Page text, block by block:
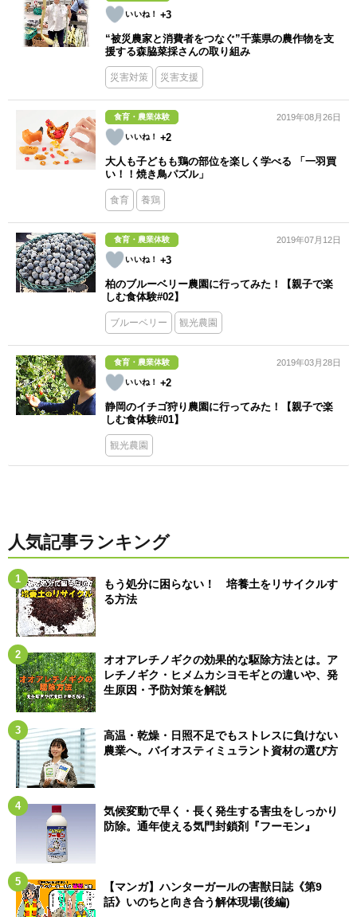
+3
“被災農家と消費者をつなぐ”千葉県の農作物を支
援する森脇菜採さんの取り組み
災害対策 災害支援
食育・農業体験
+2
2019年08月26日
大人も子どもも鶏の部位を楽しく学べる 「一羽買
い！！焼き鳥パズル」
食育 養鶏
食育・農業体験
+3
2019年07月12日
柏のブルーベリー農園に行ってみた！【親子で楽
しむ食体験#02】
ブルーベリー 観光農園
食育・農業体験
+2
2019年03月28日
静岡のイチゴ狩り農園に行ってみた！【親子で楽
しむ食体験#01】
観光農園
人気記事ランキング
もう処分に困らない！ 培養土をリサイクルす
る方法
オオアレチノギクの効果的な駆除方法とは。ア
レチノギク・ヒメムカシヨモギとの違いや、発
生原因・予防対策を解説
高温・乾燥・日照不足でもストレスに負けない
農業へ。バイオスティミュラント資材の選び方
気候変動で早く・長く発生する害虫をしっかり
防除。通年使える気門封鎖剤『フーモン』
【マンガ】ハンターガールの害獣日誌《第9
話》いのちと向き合う解体現場(後編)